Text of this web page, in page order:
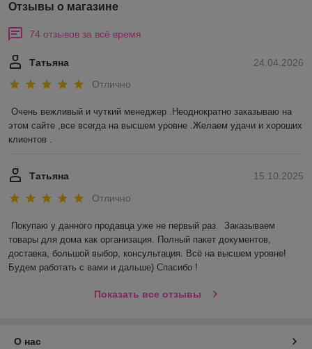
Отзывы о магазине
74 отзывов за всё время
24.04.2026
Татьяна
Отлично
Очень вежливый и чуткий менеджер .Неоднократно заказываю на
этом сайте ,все всегда на высшем уровне .Желаем удачи и хороших
клиентов .
15.10.2025
Татьяна
Отлично
Покупаю у данного продавца уже не первый раз.  Заказываем
товары для дома как организация. Полный пакет документов,
доставка, большой выбор, консультация. Всё на высшем уровне!
Будем работать с вами и дальше) Спасибо !
Показать все отзывы
О нас